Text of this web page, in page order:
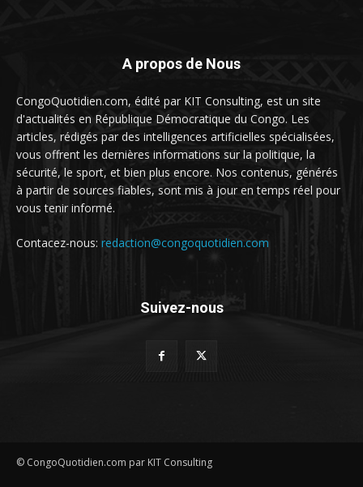
A propos de Nous
CongoQuotidien.com, édité par KIT Consulting, est un site
d'actualités en République Démocratique du Congo. Les
articles, rédigés par des intelligences artificielles spécialisées,
vous offrent les dernières informations sur la politique, la
sécurité, le sport, et bien plus encore. Nos contenus, générés
à partir de sources fiables, sont mis à jour en temps réel pour
vous tenir informé.
Contacez-nous: redaction@congoquotidien.com
Suivez-nous
© CongoQuotidien.com par KIT Consulting